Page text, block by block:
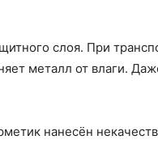
слоя. При
металл от влаги.
нанесён